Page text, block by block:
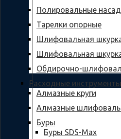
Полировальные
Тарелки опорные
Шлифовальная
Шлифовальная
Обдирочно-
Расходные
Алмазные круги
Алмазные
Буры
Буры SDS-Max